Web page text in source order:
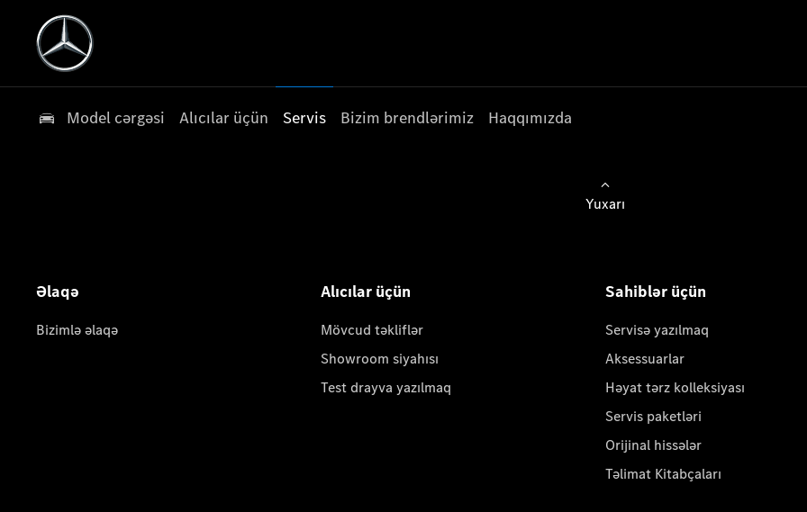
Model cərgəsi Alıcılar üçün Servis Bizim brendlərimiz Haqqımızda
Yuxarı
Əlaqə
Bizimlə əlaqə
Alıcılar üçün
Mövcud təkliflər
Showroom siyahısı
Test drayva yazılmaq
Sahiblər üçün
Servisə yazılmaq
Aksessuarlar
Həyat tərz kolleksiyası
Servis paketləri
Orijinal hissələr
Təlimat Kitabçaları